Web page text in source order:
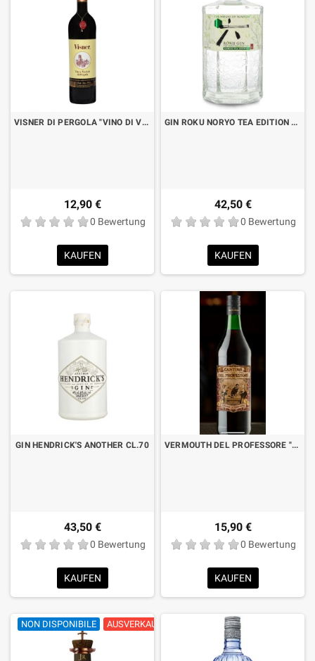
VISNER DI PERGOLA "VINO DI VISCIOLE" AZ.AGRICOLA TONELLI CORRADO CL.75
12,90 €
0 Bewertung
KAUFEN
GIN ROKU NORYO TEA EDITION CL.70
42,50 €
0 Bewertung
KAUFEN
GIN HENDRICK'S ANOTHER CL.70
43,50 €
0 Bewertung
KAUFEN
VERMOUTH DEL PROFESSORE "CANTINA DEL PROFESSORE" LT.1
15,90 €
0 Bewertung
KAUFEN
NON DISPONIBILE AUSVERKAUFT